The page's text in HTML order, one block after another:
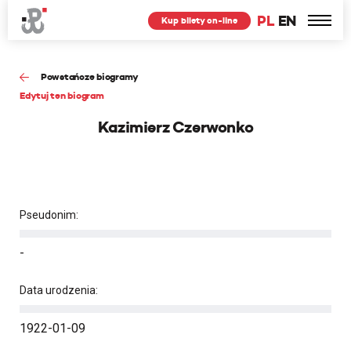
PL EN
Kup bilety on-line
Powstańcze biogramy
Edytuj ten biogram
Kazimierz Czerwonko
Pseudonim:
-
Data urodzenia:
1922-01-09